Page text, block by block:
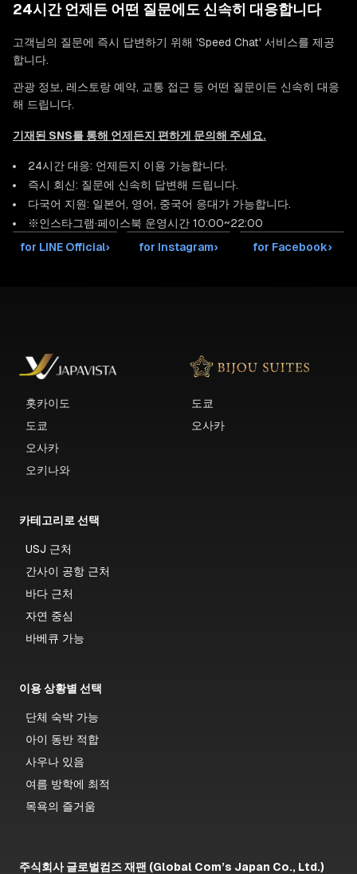
24시간 언제든 어떤 질문에도 신속히 대응합니다
고객님의 질문에 즉시 답변하기 위해 'Speed Chat' 서비스를 제공
합니다.
관광 정보, 레스토랑 예약, 교통 접근 등 어떤 질문이든 신속히 대응
해 드립니다.
기재된 SNS를 통해 언제든지 편하게 문의해 주세요.
24시간 대응: 언제든지 이용 가능합니다.
즉시 회신: 질문에 신속히 답변해 드립니다.
다국어 지원: 일본어, 영어, 중국어 응대가 가능합니다.
※인스타그램·페이스북 운영시간 10:00~22:00
for LINE Official› for Instagram› for Facebook›
홋카이도
도쿄
오사카
오키나와
도쿄
오사카
카테고리로 선택
USJ 근처
간사이 공항 근처
바다 근처
자연 중심
바베큐 가능
이용 상황별 선택
단체 숙박 가능
아이 동반 적합
사우나 있음
여름 방학에 최적
목욕의 즐거움
주식회사 글로벌컴즈 재팬 (Global Com’s Japan Co., Ltd.)